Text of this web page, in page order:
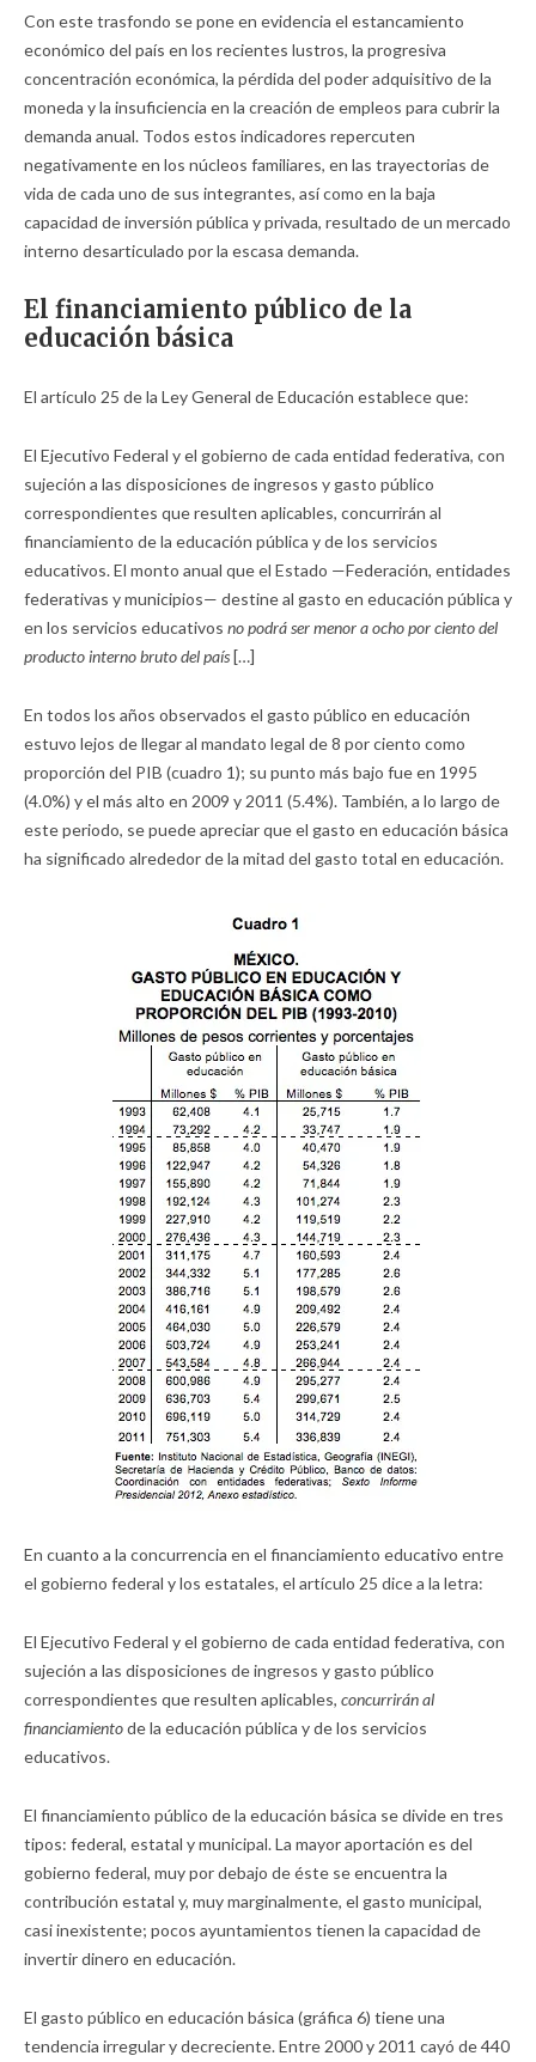
Con este trasfondo se pone en evidencia el estancamiento
económico del país en los recientes lustros, la progresiva
concentración económica, la pérdida del poder adquisitivo de la
moneda y la insuficiencia en la creación de empleos para cubrir la
demanda anual. Todos estos indicadores repercuten
negativamente en los núcleos familiares, en las trayectorias de
vida de cada uno de sus integrantes, así como en la baja
capacidad de inversión pública y privada, resultado de un mercado
interno desarticulado por la escasa demanda.
El financiamiento público de la
educación básica
El artículo 25 de la Ley General de Educación establece que:
El Ejecutivo Federal y el gobierno de cada entidad federativa, con
sujeción a las disposiciones de ingresos y gasto público
correspondientes que resulten aplicables, concurrirán al
financiamiento de la educación pública y de los servicios
educativos. El monto anual que el Estado —Federación, entidades
federativas y municipios— destine al gasto en educación pública y
en los servicios educativos no podrá ser menor a ocho por ciento del
producto interno bruto del país[…]
En todos los años observados el gasto público en educación
estuvo lejos de llegar al mandato legal de 8 por ciento como
proporción del PIB (cuadro 1); su punto más bajo fue en 1995
(4.0%) y el más alto en 2009 y 2011 (5.4%). También, a lo largo de
este periodo, se puede apreciar que el gasto en educación básica
ha significado alrededor de la mitad del gasto total en educación.
En cuanto a la concurrencia en el financiamiento educativo entre
el gobierno federal y los estatales, el artículo 25 dice a la letra:
El Ejecutivo Federal y el gobierno de cada entidad federativa, con
sujeción a las disposiciones de ingresos y gasto público
correspondientes que resulten aplicables, concurrirán al
financiamientode la educación pública y de los servicios
educativos.
El financiamiento público de la educación básica se divide en tres
tipos: federal, estatal y municipal. La mayor aportación es del
gobierno federal, muy por debajo de éste se encuentra la
contribución estatal y, muy marginalmente, el gasto municipal,
casi inexistente; pocos ayuntamientos tienen la capacidad de
invertir dinero en educación.
El gasto público en educación básica (gráfica 6) tiene una
tendencia irregular y decreciente. Entre 2000 y 2011 cayó de 440